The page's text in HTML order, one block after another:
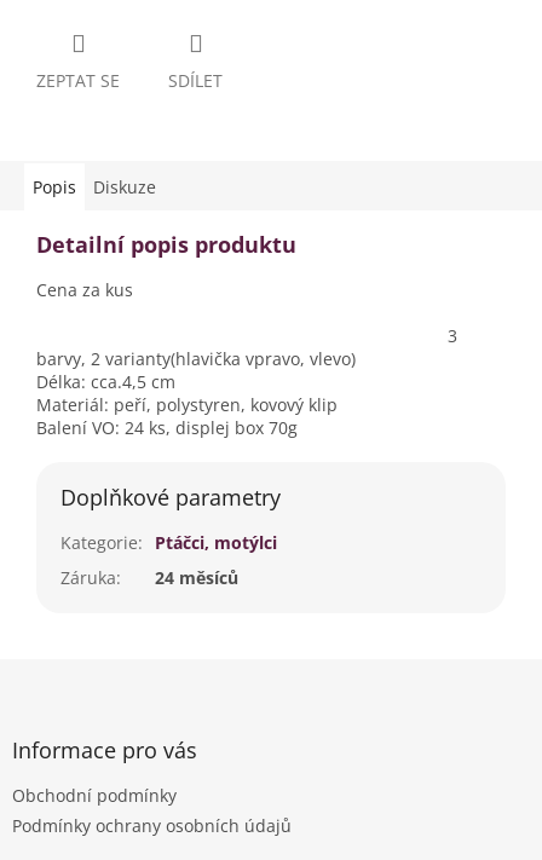
ZEPTAT SE SDÍLET
Popis Diskuze
Detailní popis produktu
Cena za kus
3
barvy, 2 varianty(hlavička vpravo, vlevo)
Délka: cca.4,5 cm
Materiál: peří, polystyren, kovový klip
Balení VO: 24 ks, displej box 70g
Doplňkové parametry
Kategorie:
Ptáčci, motýlci
Záruka: 24 měsíců
Informace pro vás
Obchodní podmínky
Podmínky ochrany osobních údajů